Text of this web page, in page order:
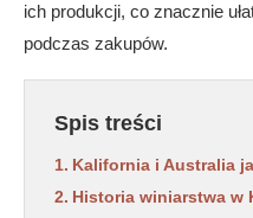
ich produkcji, co znacznie
podczas zakupów.
Spis treści
Kalifornia i Australia
Historia winiarstwa w